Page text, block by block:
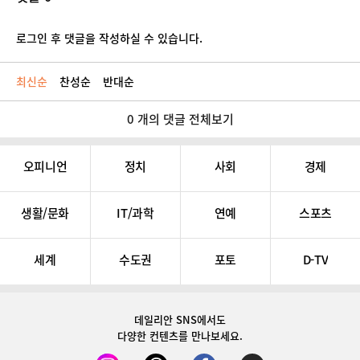
로그인 후 댓글을 작성하실 수 있습니다.
최신순 찬성순 반대순
0 개의 댓글 전체보기
오피니언 정치 사회 경제
생활/문화 IT/과학 연예 스포츠
세계 수도권 포토 D-TV
데일리안 SNS에서도
다양한 컨텐츠를 만나보세요.